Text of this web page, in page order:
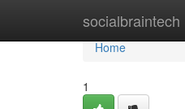
socialbraintech
Home
Home
1